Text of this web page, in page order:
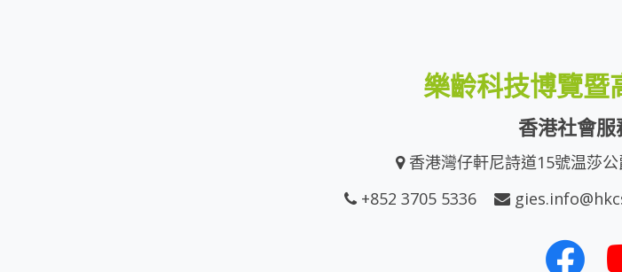
樂齡科技博覽暨
香港社會服
香港灣仔軒尼詩道15號温莎
+852 3705 5336